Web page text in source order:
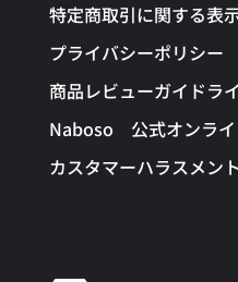
特定商取引に関する表
プライバシーポリシー
商品レビューガイドラ
Naboso 公式オンラ
カスタマーハラスメン